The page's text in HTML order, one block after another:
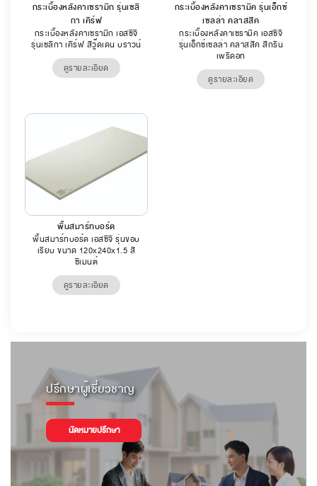
กระเบื้องหลังคาเซรามิก รุ่นเซลิ
กา เคิร์ฟ
กระเบื้องหลังคาเซรามิก เอสซีจี
รุ่นเซลิกา เคิร์ฟ สีวู๊ดเดน บราวน์
ดูรายละเอียด
กระเบื้องหลังคาเซรามิค รุ่นเอ็กซ์
เซลล่า คลาสสิค
กระเบื้องหลังคาเซรามิค เอสซีจี
รุ่นเอ็กซ์เซลล่า คลาสสิค สีกรีน
เพริดอท
ดูรายละเอียด
พื้นสมาร์ทบอร์ด
พื้นสมาร์ทบอร์ด เอสซีจี รุ่นขอบ
เรียบ ขนาด 120x240x1.5 สี
ซีเมนต์
ดูรายละเอียด
ปรึกษาผู้เชี่ยวชาญ
นัดหมายปรึกษา